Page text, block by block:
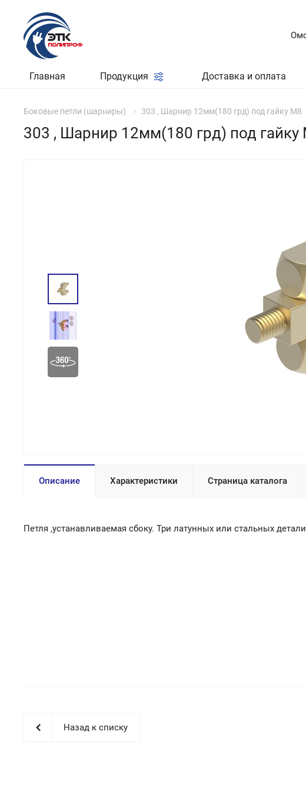
Главная Продукция Доставка и оплата
Боковые петли (шарниры) 303 , Шарнир 12мм(180 грд) под гайку М8
303 , Шарнир 12мм(180 грд) под гайку
Описание Характеристики Страница каталога
Петля ,устанавливаемая сбоку. Три латунных или стальных
Назад к списку